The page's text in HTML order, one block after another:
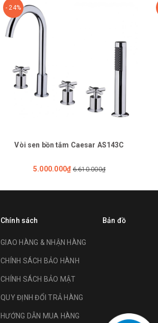
- 24%
Vòi sen bồn tắm Caesar AS143C
5.000.000₫ 6.610.000₫
Chính sách
GIAO HÀNG & NHẬN HÀNG
CHÍNH SÁCH BẢO HÀNH
CHÍNH SÁCH BẢO MẬT
QUY ĐỊNH ĐỔI TRẢ HÀNG
HƯỚNG DẪN MUA HÀNG
Bản đồ